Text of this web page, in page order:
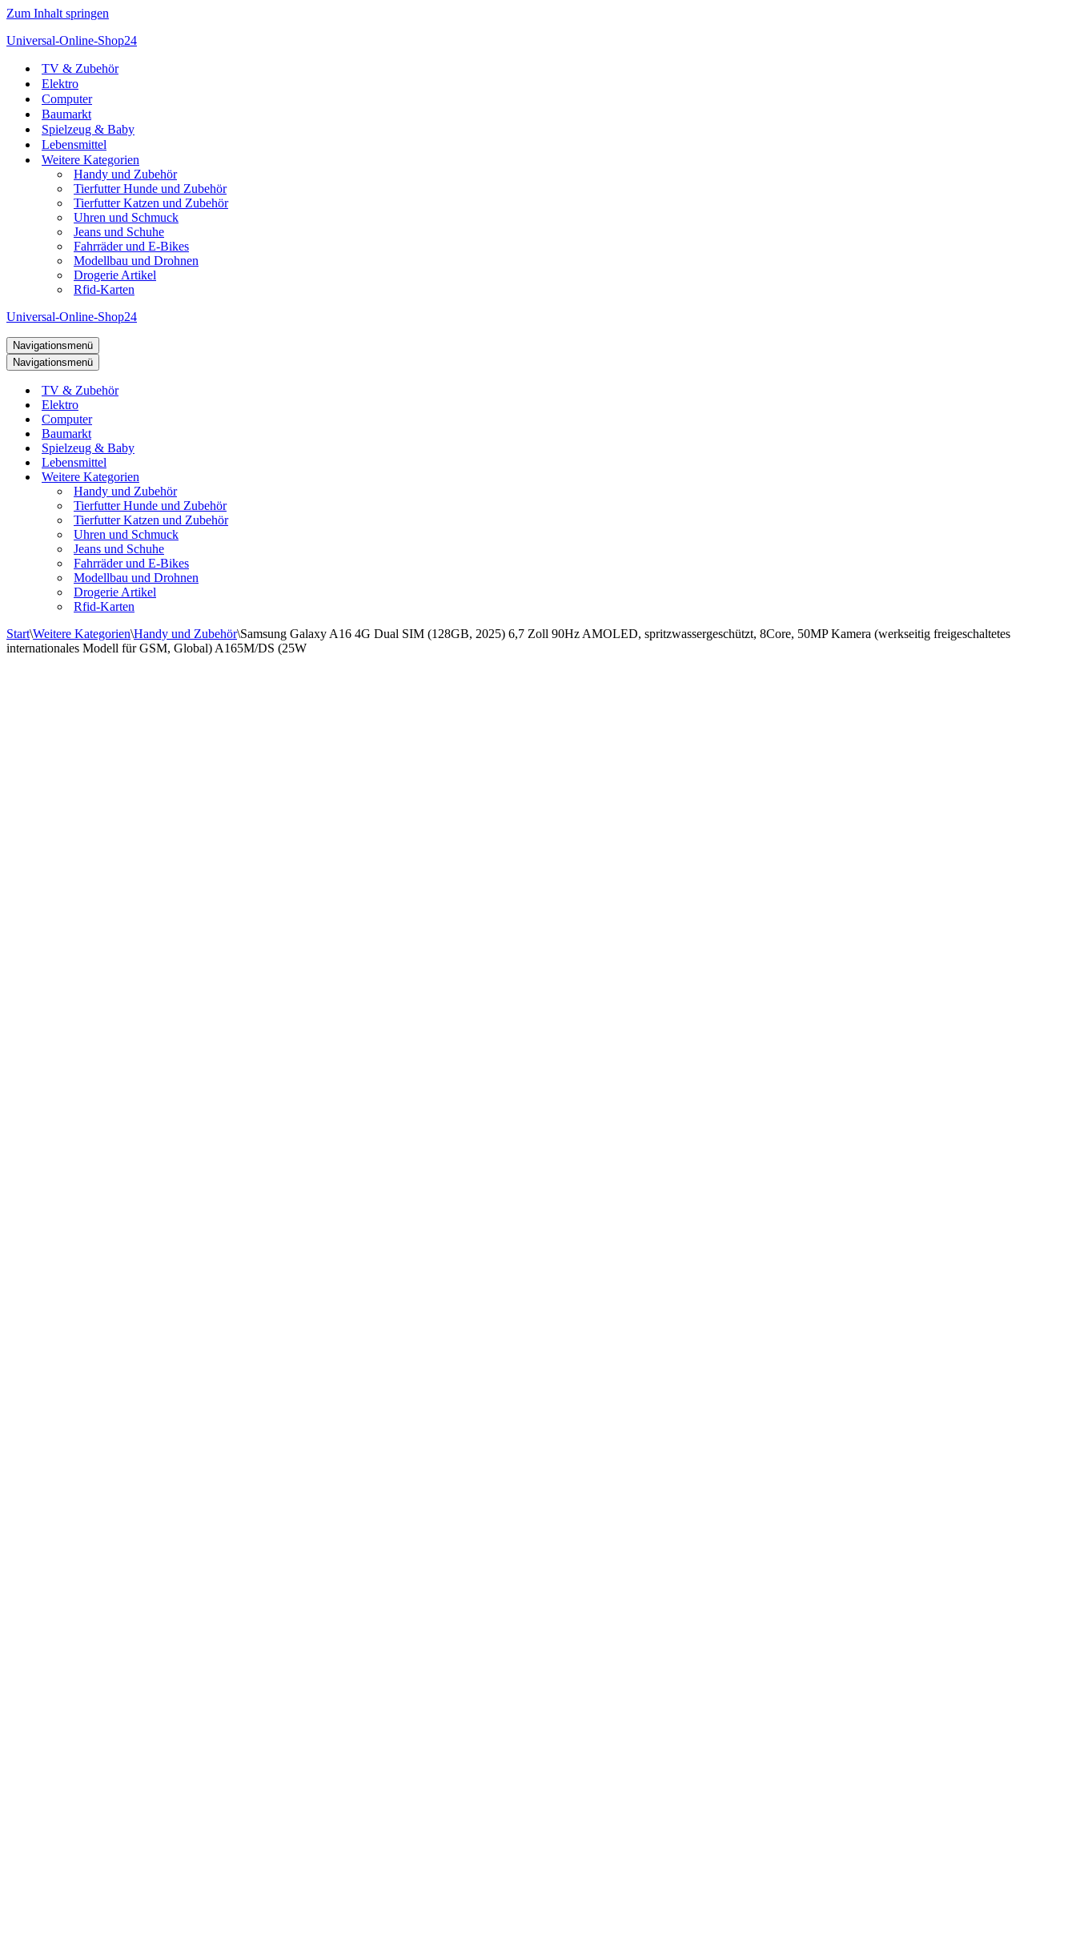
Zum Inhalt springen
Universal-Online-Shop24
TV & Zubehör
Elektro
Computer
Baumarkt
Spielzeug & Baby
Lebensmittel
Weitere Kategorien
Handy und Zubehör
Tierfutter Hunde und Zubehör
Tierfutter Katzen und Zubehör
Uhren und Schmuck
Jeans und Schuhe
Fahrräder und E-Bikes
Modellbau und Drohnen
Drogerie Artikel
Rfid-Karten
Universal-Online-Shop24
Navigationsmenü
Navigationsmenü
TV & Zubehör
Elektro
Computer
Baumarkt
Spielzeug & Baby
Lebensmittel
Weitere Kategorien
Handy und Zubehör
Tierfutter Hunde und Zubehör
Tierfutter Katzen und Zubehör
Uhren und Schmuck
Jeans und Schuhe
Fahrräder und E-Bikes
Modellbau und Drohnen
Drogerie Artikel
Rfid-Karten
Start\Weitere Kategorien\Handy und Zubehör\Samsung Galaxy A16 4G Dual SIM (128GB, 2025) 6,7 Zoll 90Hz AMOLED, spritzwassergeschützt, 8Core, 50MP Kamera (werkseitig freigeschaltetes
internationales Modell für GSM, Global) A165M/DS (25W